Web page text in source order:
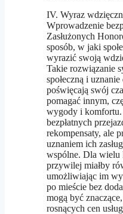
IV. Wyraz
Wprowadzenie
Zasłużonych
sposób, w jaki
wyrazić swoją
Takie rozwiązanie
społeczną i
poświęcają swój
pomagać innym,
wygody i komfortu.
bezpłatnych
rekompensaty, ale
uznaniem ich
wspólne. Dla
przywilej miałby
umożliwiając im
po mieście bez
mogą być
rosnących cen